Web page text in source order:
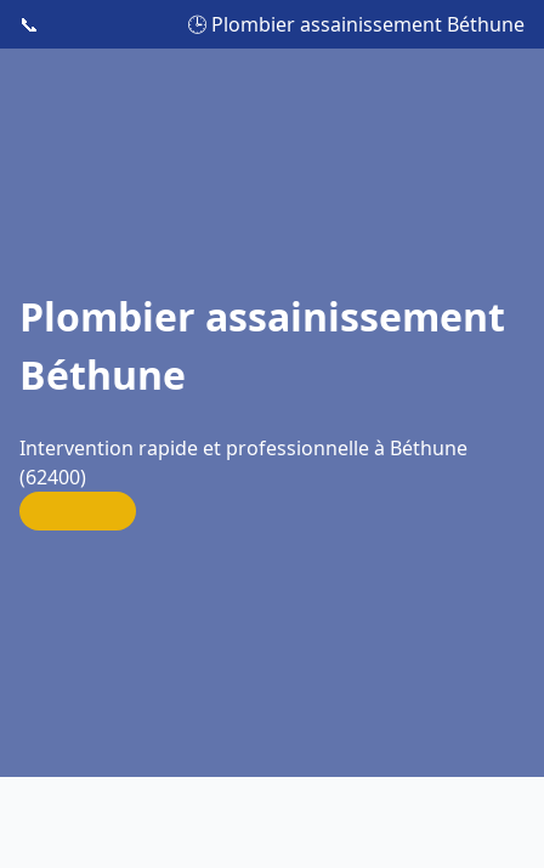
📞 🕒 Plombier assainissement Béthune
Plombier assainissement
Béthune
Intervention rapide et professionnelle à Béthune
(62400)